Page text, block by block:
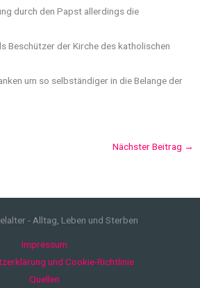
durch den Papst allerdings die
Beschützer der Kirche des katholischen
um so selbständiger in die Belange der
Nächster Beitrag →
- Alltag, Leben und Sterben
Impressum
und Cookie-Richtlinie
Quellen